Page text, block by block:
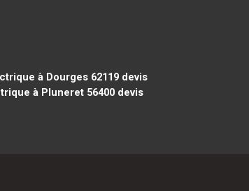
à Dourges 62119devis
à Pluneret 56400devis